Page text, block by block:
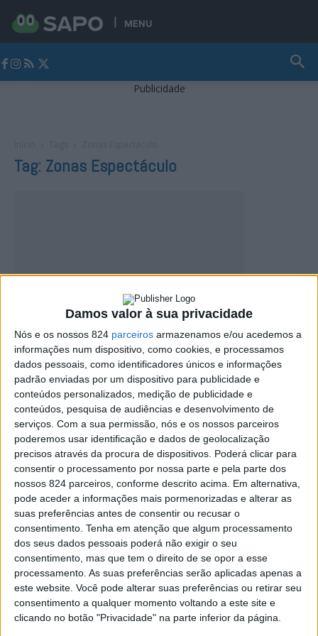
Damos valor à sua privacidade
Nós e os nossos 824 parceiros armazenamos e/ou acedemos a
informações num dispositivo, como cookies, e processamos
dados pessoais, como identificadores únicos e informações
padrão enviadas por um dispositivo para publicidade e
conteúdos personalizados, medição de publicidade e
conteúdos, pesquisa de audiências e desenvolvimento de
serviços. Com a sua permissão, nós e os nossos parceiros
poderemos usar identificação e dados de geolocalização
precisos através da procura de dispositivos. Poderá clicar para
consentir o processamento por nossa parte e pela parte dos
nossos 824 parceiros, conforme descrito acima. Em alternativa,
pode aceder a informações mais pormenorizadas e alterar as
suas preferências antes de consentir ou recusar o
consentimento. Tenha em atenção que algum processamento
dos seus dados pessoais poderá não exigir o seu
consentimento, mas que tem o direito de se opor a esse
processamento. As suas preferências serão aplicadas apenas a
este website. Você pode alterar suas preferências ou retirar seu
consentimento a qualquer momento voltando a este site e
clicando no botão "Privacidade" na parte inferior da página.
MENU
Publicidade
Tag: Zonas Espectáculo
24 Horas TT Vila de Fronteira: Conheça as zonas
espectáculos e...
Redacção 24 de Novembro, 2021
Já foi revelado o mapa da Baja! Conheça o percurso
e...
Redacção - 25 de Outubro, 2021
Publicidade